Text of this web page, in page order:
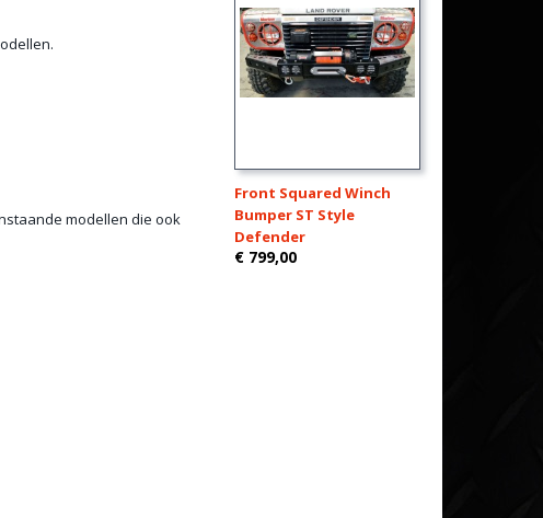
modellen die ook
Front Squared Winch
Bumper ST Style
Defender
€ 799,00